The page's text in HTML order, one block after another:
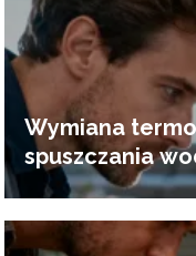
Wymiana
spuszczania